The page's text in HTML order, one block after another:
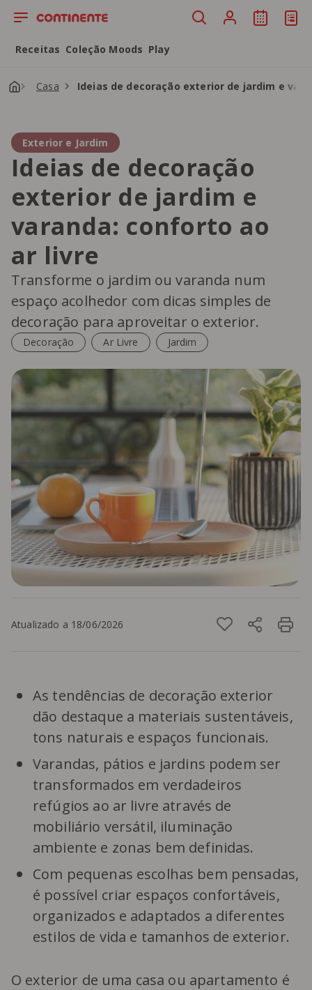
Saltar para o conteúdo principal
Receitas Coleção Moods Play
Casa Ideias de decoração exterior de jardim e
Exterior e Jardim
Ideias de decoração
exterior de jardim e
varanda: conforto ao
ar livre
Transforme o jardim ou varanda num
espaço acolhedor com dicas simples de
decoração para aproveitar o exterior.
Decoração Ar Livre Jardim
Atualizado a 18/06/2026
As tendências de decoração exterior
dão destaque a materiais sustentáveis,
tons naturais e espaços funcionais.
Varandas, pátios e jardins podem ser
transformados em verdadeiros
refúgios ao ar livre através de
mobiliário versátil, iluminação
ambiente e zonas bem definidas.
Com pequenas escolhas bem pensadas,
é possível criar espaços confortáveis,
organizados e adaptados a diferentes
estilos de vida e tamanhos de exterior.
O exterior de uma casa ou apartamento é